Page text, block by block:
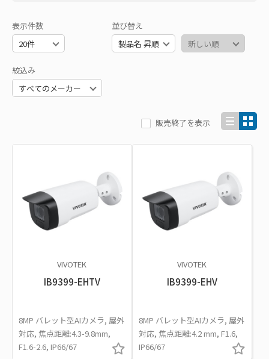
表示件数 並び替え
絞込み
販売終了を表示
VIVOTEK
IB9399-EHTV
8MP バレット型AIカメラ, 屋外
対応, 焦点距離:4.3-9.8mm,
F1.6-2.6, IP66/67
VIVOTEK
IB9399-EHV
8MP バレット型AIカメラ, 屋外
対応, 焦点距離:4.2 mm, F1.6,
IP66/67